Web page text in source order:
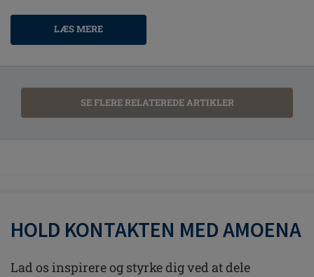
LÆS MERE
SE FLERE RELATEREDE ARTIKLER
HOLD KONTAKTEN MED AMOENA
Lad os inspirere og styrke dig ved at dele